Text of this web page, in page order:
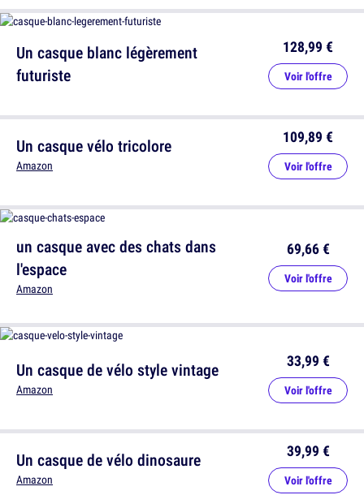
Un casque blanc légèrement
futuriste
128,99 €
Voir l'offre
un casque avec des chats dans
l'espace
Amazon
69,66 €
Voir l'offre
Un casque de vélo dinosaure
Amazon
39,99 €
Voir l'offre
Un casque vélo tricolore
Amazon
109,89 €
Voir l'offre
Un casque de vélo style vintage
Amazon
33,99 €
Voir l'offre